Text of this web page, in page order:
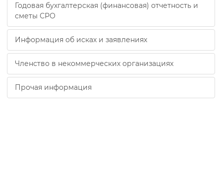
Годовая бухгалтерская (финансовая) отчетность и
сметы СРО
Информация об исках и заявлениях
Членство в некоммерческих организациях
Прочая информация